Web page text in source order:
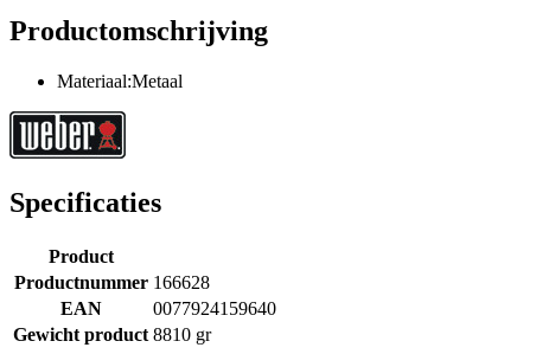
Productomschrijving
Materiaal:Metaal
Specificaties
Product
Productnummer 166628
EAN
0077924159640
Gewicht product 8810 gr